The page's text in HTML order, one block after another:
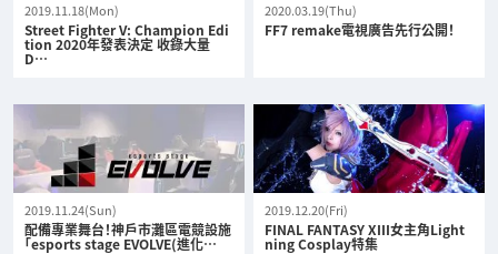
2019.11.18(Mon)
Street Fighter V: Champion Edi
tion 2020年發表決定 收錄大量
D…
2020.03.19(Thu)
FF7 remake電視廣告先行公開！
2019.11.24(Sun)
配備專業舞台！神戶市灘區電競設施
「esports stage EVOLVE(進化…
2019.12.20(Fri)
FINAL FANTASY XIII女主角Light
ning Cosplay特集